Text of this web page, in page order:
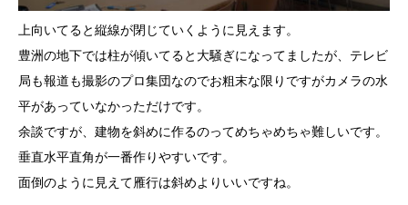
上向いてると縦線が閉じていくように見えます。
豊洲の地下では柱が傾いてると大騒ぎになってましたが、テレビ
局も報道も撮影のプロ集団なのでお粗末な限りですがカメラの水
平があっていなかっただけです。
余談ですが、建物を斜めに作るのってめちゃめちゃ難しいです。
垂直水平直角が一番作りやすいです。
面倒のように見えて雁行は斜めよりいいですね。